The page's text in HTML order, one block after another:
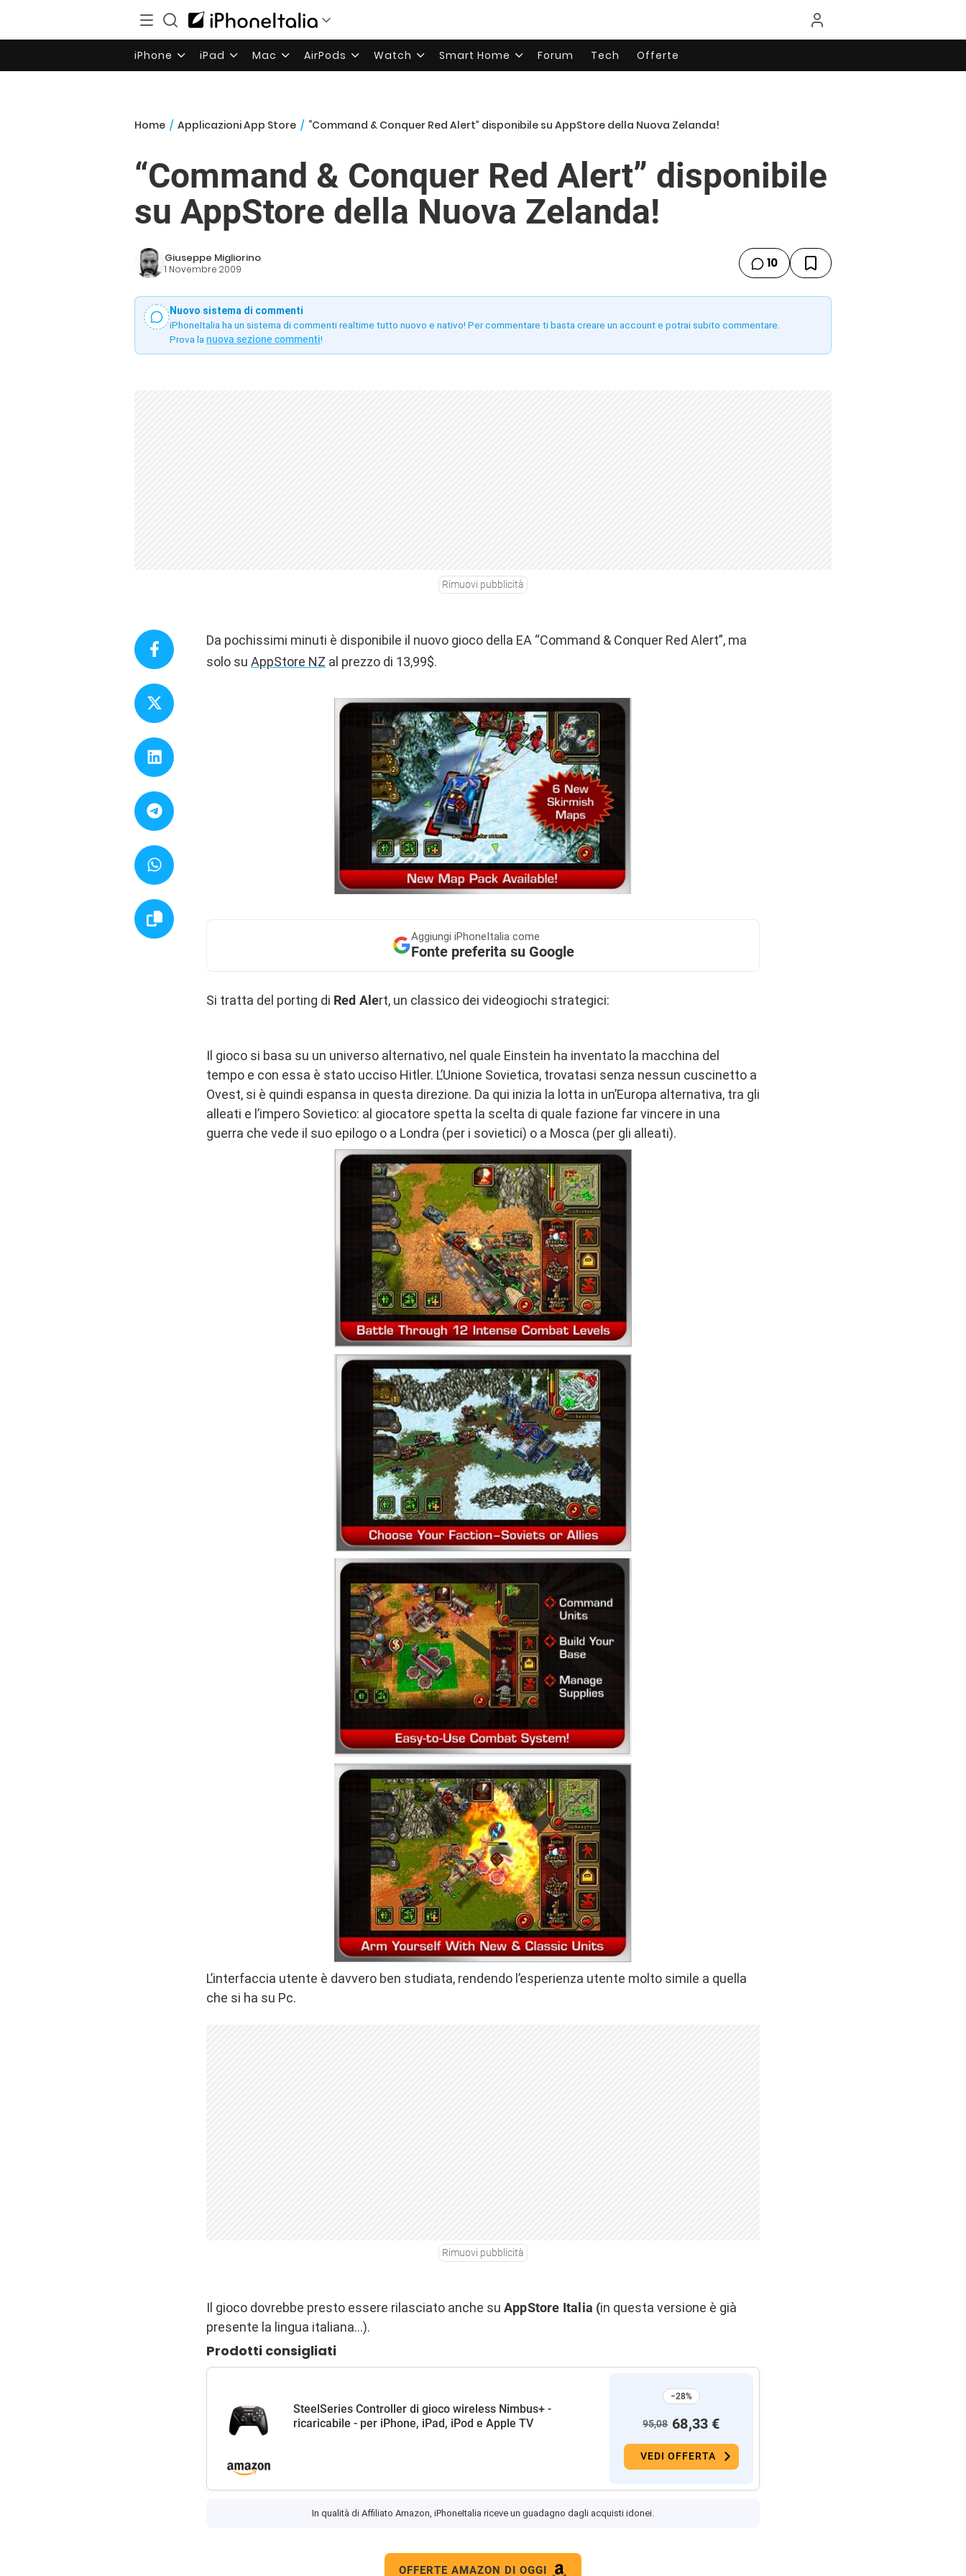
iPhone iPad Mac AirPods Watch Smart Home Forum Tech Offerte
Home / Applicazioni App Store / “Command & Conquer Red Alert” disponibile su AppStore della Nuova Zelanda!
“Command & Conquer Red Alert” disponibile
su AppStore della Nuova Zelanda!
Giuseppe Migliorino
1 Novembre 2009 10
Nuovo sistema di commenti
iPhoneItalia ha un sistema di commenti realtime tutto nuovo e nativo! Per commentare ti basta creare un account e potrai subito commentare.
Prova la nuova sezione commenti!
Rimuovi pubblicità
Da pochissimi minuti è disponibile il nuovo gioco della EA “Command & Conquer Red Alert”, ma
solo su AppStore NZ al prezzo di 13,99$.
Aggiungi iPhoneItalia come
Fonte preferita su Google
Si tratta del porting di Red Alert, un classico dei videogiochi strategici:
Il gioco si basa su un universo alternativo, nel quale Einstein ha inventato la macchina del
tempo e con essa è stato ucciso Hitler. L’Unione Sovietica, trovatasi senza nessun cuscinetto a
Ovest, si è quindi espansa in questa direzione. Da qui inizia la lotta in un’Europa alternativa, tra gli
alleati e l’impero Sovietico: al giocatore spetta la scelta di quale fazione far vincere in una
guerra che vede il suo epilogo o a Londra (per i sovietici) o a Mosca (per gli alleati).
L’interfaccia utente è davvero ben studiata, rendendo l’esperienza utente molto simile a quella
che si ha su Pc.
Rimuovi pubblicità
Il gioco dovrebbe presto essere rilasciato anche su AppStore Italia (in questa versione è già
presente la lingua italiana…).
Prodotti consigliati
SteelSeries Controller di gioco wireless Nimbus+ -
ricaricabile - per iPhone, iPad, iPod e Apple TV
−28%
95,08 68,33 €
VEDI OFFERTA
In qualità di Affiliato Amazon, iPhoneItalia riceve un guadagno dagli acquisti idonei.
OFFERTE AMAZON DI OGGI